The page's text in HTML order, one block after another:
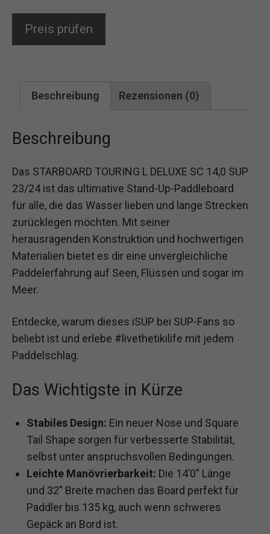
Preis prüfen
Beschreibung Rezensionen (0)
Beschreibung
Das STARBOARD TOURING L DELUXE SC 14,0 SUP
23/24 ist das ultimative Stand-Up-Paddleboard
für alle, die das Wasser lieben und lange Strecken
zurücklegen möchten. Mit seiner
herausragenden Konstruktion und hochwertigen
Materialien bietet es dir eine unvergleichliche
Paddelerfahrung auf Seen, Flüssen und sogar im
Meer.
Entdecke, warum dieses iSUP bei SUP-Fans so
beliebt ist und erlebe #livethetikilife mit jedem
Paddelschlag.
Das Wichtigste in Kürze
Stabiles Design: Ein neuer Nose und Square
Tail Shape sorgen für verbesserte Stabilität,
selbst unter anspruchsvollen Bedingungen.
Leichte Manövrierbarkeit: Die 14’0″ Länge
und 32″ Breite machen das Board perfekt für
Paddler bis 135 kg, auch wenn schweres
Gepäck an Bord ist.